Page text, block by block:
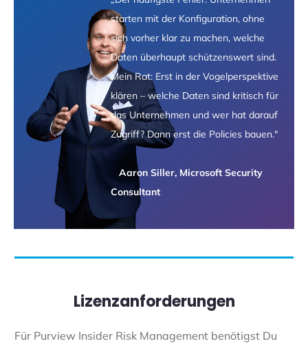
starten mit der Konfiguration, ohne
sich vorher klar zu machen, welche
Daten überhaupt schützenswert sind.
Mein Rat: Erst in der Vogelperspektive
klären – welche Daten sind kritisch für
das Unternehmen und wer hat darauf
Zugriff? Dann erst die Policies bauen."
Aaron Siller, Microsoft Security
Consultant
Lizenzanforderungen
Für Purview Insider Risk Management benötigst Du